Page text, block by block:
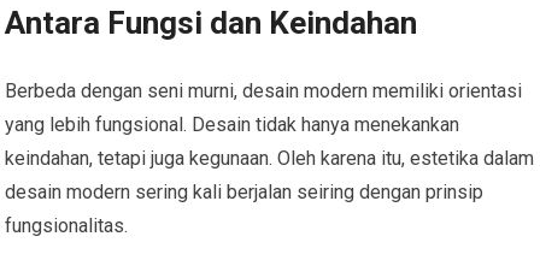
Antara Fungsi dan Keindahan
Berbeda dengan seni murni, desain modern memiliki orientasi
yang lebih fungsional. Desain tidak hanya menekankan
keindahan, tetapi juga kegunaan. Oleh karena itu, estetika dalam
desain modern sering kali berjalan seiring dengan prinsip
fungsionalitas.